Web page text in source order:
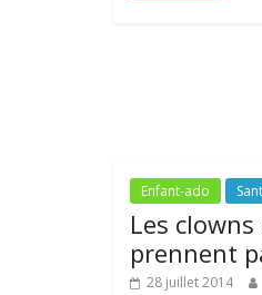
Enfant-ado
Les
prennent
28 juillet 2014